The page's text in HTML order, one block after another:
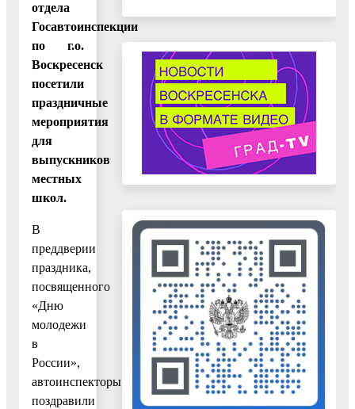
отдела
Госавтоинспекции
по г.о.
Воскресенск
посетили
праздничные
мероприятия
для
выпускников
местных
школ.
В
преддверии
праздника,
посвященного
«Дню
молодежи
в
России»,
автоинспекторы,
поздравили